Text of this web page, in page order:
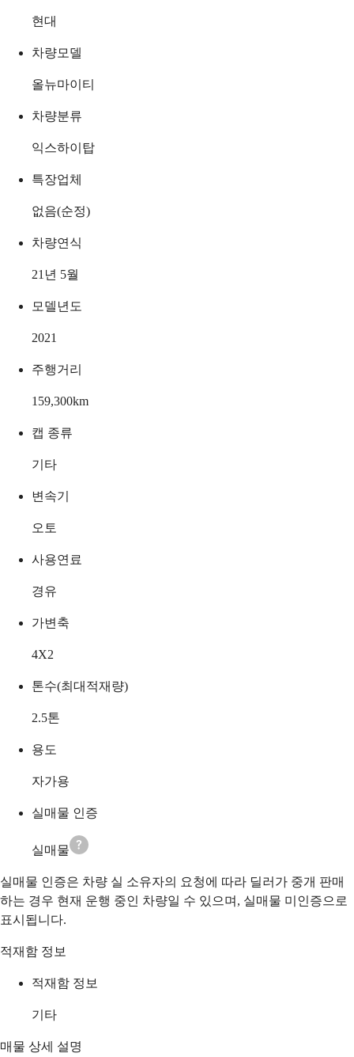
현대
차량모델
올뉴마이티
차량분류
익스하이탑
특장업체
없음(순정)
차량연식
21년 5월
모델년도
2021
주행거리
159,300km
캡 종류
기타
변속기
오토
사용연료
경유
가변축
4X2
톤수(최대적재량)
2.5톤
용도
자가용
실매물 인증
실매물
실매물 인증은 차량 실 소유자의 요청에 따라 딜러가 중개 판매
하는 경우 현재 운행 중인 차량일 수 있으며, 실매물 미인증으로
표시됩니다.
적재함 정보
적재함 정보
기타
매물 상세 설명